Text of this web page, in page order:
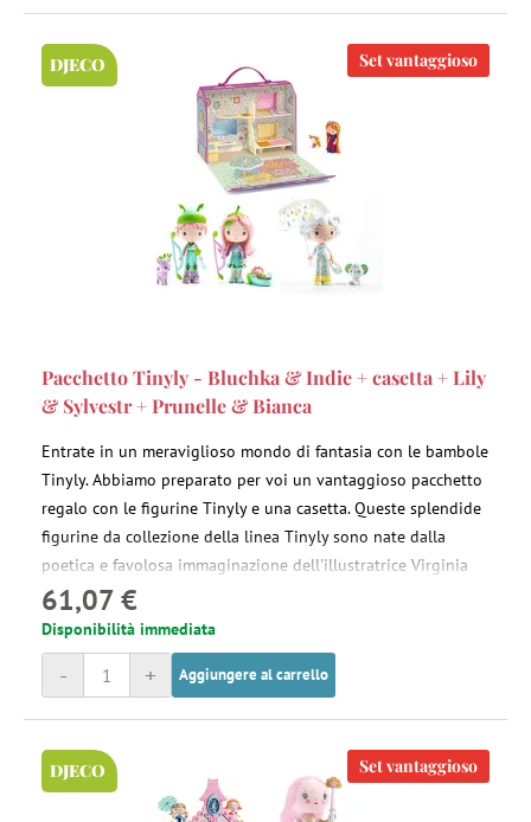
DJECO Set vantaggioso
Pacchetto Tinyly - Bluchka & Indie + casetta + Lily
& Sylvestr + Prunelle & Bianca
Entrate in un meraviglioso mondo di fantasia con le bambole
Tinyly. Abbiamo preparato per voi un vantaggioso pacchetto
regalo con le figurine Tinyly e una casetta. Queste splendide
figurine da collezione della linea Tinyly sono nate dalla
poetica e favolosa immaginazione dell'illustratrice Virginia
Brachet. Giocare con le figurine Tinyly stimola
l'immaginazione dei bambini.
61,07 €
Disponibilità immediata
+
- Aggiungere al carrello
DJECO Set vantaggioso